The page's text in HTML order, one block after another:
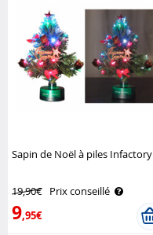
Sapin de Noël à piles Infactory
19,90€ Prix conseillé
9,95€